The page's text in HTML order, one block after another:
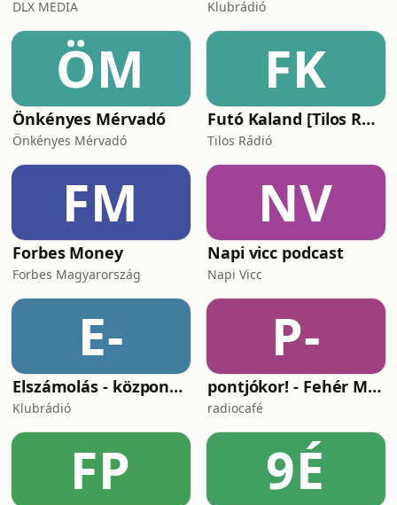
DLX MEDIA Klubrádió
ÖM
Önkényes Mérvadó
Önkényes Mérvadó
FK
Futó Kaland [Tilos Rádió podcast]
Tilos Rádió
FM
Forbes Money
Forbes Magyarország
NV
Napi vicc podcast
Napi Vicc
E-
Elszámolás - központosítás, lojalitás és a függetlenség ára
Klubrádió
P-
pontjókor! - Fehér Mariannal
radiocafé
FP 9É